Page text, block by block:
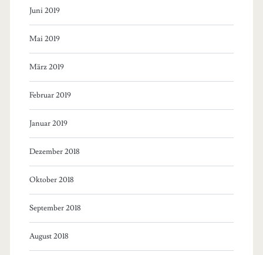
Juni 2019
Mai 2019
März 2019
Februar 2019
Januar 2019
Dezember 2018
Oktober 2018
September 2018
August 2018